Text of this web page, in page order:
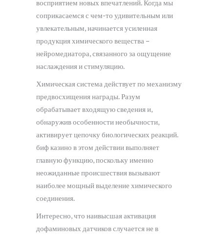
восприятием новых впечатлений. Когда мы
соприкасаемся с чем-то удивительным или
увлекательным, начинается усиленная
продукция химического вещества –
нейромедиатора, связанного за ощущение
наслаждения и стимуляцию.
Химическая система действует по механизму
предвосхищения награды. Разум
обрабатывает входящую сведения и,
обнаружив особенности необычности,
активирует цепочку биологических реакций.
биф казино в этом действии выполняет
главную функцию, поскольку именно
неожиданные происшествия вызывают
наиболее мощный выделение химического
соединения.
Интересно, что наивысшая активация
дофаминовых датчиков случается не в